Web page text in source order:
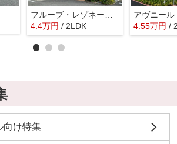
4.4万円 / 2LDK
アヴニー
4.55万円 /
向け特集